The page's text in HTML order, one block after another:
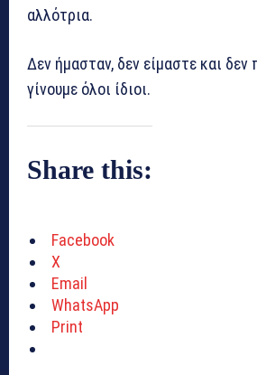
αλλότρια.
Δεν ήμασταν, δεν είμαστε και δεν
γίνουμε όλοι ίδιοι.
Share this:
Facebook
X
Email
WhatsApp
Print